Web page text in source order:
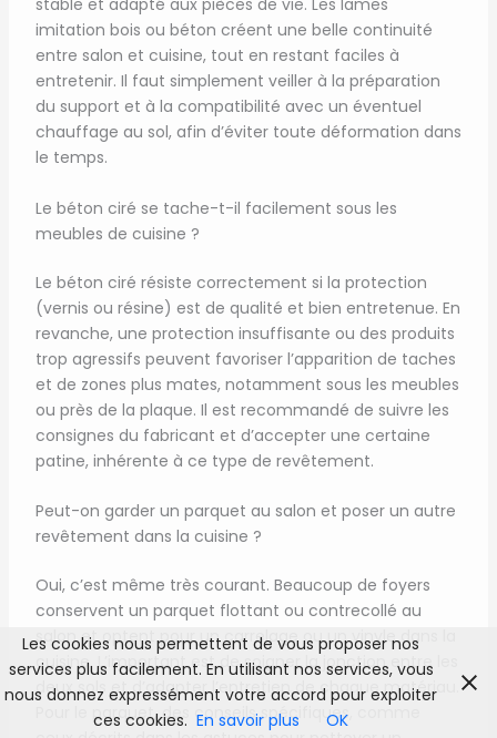
stable et adapté aux pièces de vie. Les lames
imitation bois ou béton créent une belle continuité
entre salon et cuisine, tout en restant faciles à
entretenir. Il faut simplement veiller à la préparation
du support et à la compatibilité avec un éventuel
chauffage au sol, afin d’éviter toute déformation dans
le temps.
Le béton ciré se tache-t-il facilement sous les
meubles de cuisine ?
Le béton ciré résiste correctement si la protection
(vernis ou résine) est de qualité et bien entretenue. En
revanche, une protection insuffisante ou des produits
trop agressifs peuvent favoriser l’apparition de taches
et de zones plus mates, notamment sous les meubles
ou près de la plaque. Il est recommandé de suivre les
consignes du fabricant et d’accepter une certaine
patine, inhérente à ce type de revêtement.
Peut-on garder un parquet au salon et poser un autre
revêtement dans la cuisine ?
Oui, c’est même très courant. Beaucoup de foyers
conservent un parquet flottant ou contrecollé au
salon et optent pour un carrelage ou un vinyle dans la
cuisine. L’important est de soigner la jonction entre les
deux sols et d’adapter l’entretien de chaque matériau.
Pour le parquet, des conseils spécifiques, comme
Les cookies nous permettent de vous proposer nos
services plus facilement. En utilisant nos services, vous
nous donnez expressément votre accord pour exploiter
ces cookies. En savoir plus OK